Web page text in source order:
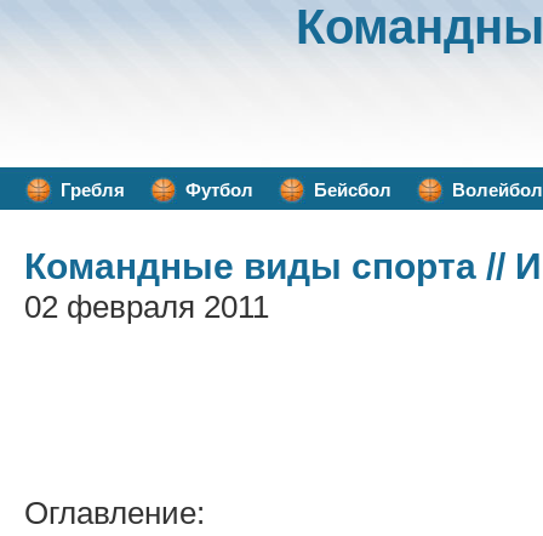
Гребля Футбол Бейсбол Волейбол
Командные виды спорта //
02 февраля 2011
Оглавление: